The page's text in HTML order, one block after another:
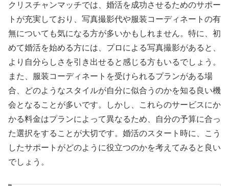
クリスチャンマッチでは、婚活を成功させるためのサポー
トが充実しており、写真撮影代や服装コーディネートの有
無についても気になる方が多いかもしれません。特に、初
めて婚活を始める方には、プロによる写真撮影があると、
より自分らしさを引き出せると感じる方もいるでしょう。
また、服装コーディネートを受けられるプランがある場
合、どのようなスタイルが自分に似合うのかを知る良い機
会となることが多いです。しかし、これらのサービスにか
かる料金はプランによって異なるため、自分の予算に合っ
た選択をすることが大切です。婚活のスタート時に、こう
したサポートがどのように役立つのかを考えてみると良い
でしょう。